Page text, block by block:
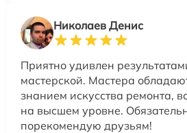
Николаев Денис
Приятно удивлен
мастерской. Мастера
знанием искусства ремонта,
на высшем уровне.
порекомендую друзьям!